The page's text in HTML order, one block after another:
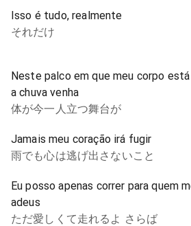
Isso é tudo, realmente
それだけ
Neste palco em que meu corpo
a chuva venha
体が今一人立つ舞台が
Jamais meu coração irá fugir
雨でも心は逃げ出さないこと
Eu posso apenas correr para quem
adeus
ただ愛しくて走れるよ さらば